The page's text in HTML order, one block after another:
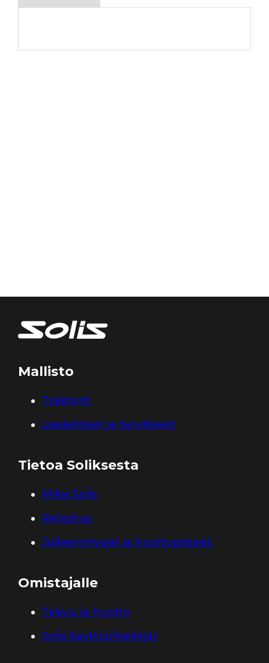
Mallisto
Traktorit
Lisälaitteet ja tarvikkeet
Tietoa Soliksesta
Miksi Solis
Rahoitus
Jälleenmyyjät ja huoltopisteet
Omistajalle
Takuu ja huolto
Solis käyttöohjekirjat